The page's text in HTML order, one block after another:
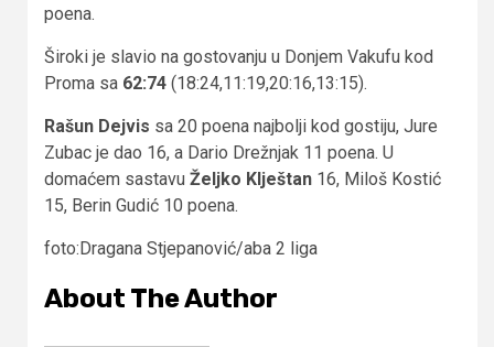
poena.
Široki je slavio na gostovanju u Donjem Vakufu kod
Proma sa 62:74 (18:24,11:19,20:16,13:15).
Rašun Dejvis sa 20 poena najbolji kod gostiju, Jure
Zubac je dao 16, a Dario Drežnjak 11 poena. U
domaćem sastavu Željko Klještan 16, Miloš Kostić
15, Berin Gudić 10 poena.
foto:Dragana Stjepanović/aba 2 liga
About The Author